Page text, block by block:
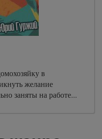
в
желание
заняты на работе...